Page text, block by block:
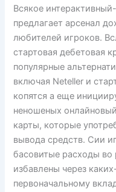
Всякое
предлагает арсенал
любителей игроков.
стартовая дебетовая
популярные
включая Neteller и
копятся а еще
неношеных
карты, которые
вывода средств. Сии
басовитые расходы
избавлены через
первоначальному